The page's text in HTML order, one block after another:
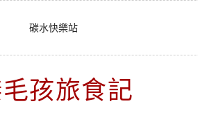
碳水快樂站
孩旅食記